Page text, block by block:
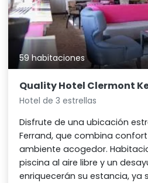
59 habitaciones
Quality Hotel Clermont
Hotel de 3 estrellas
Disfrute de una ubicación
Ferrand, que combina
ambiente acogedor.
piscina al aire libre y un
enriquecerán su estancia, ya